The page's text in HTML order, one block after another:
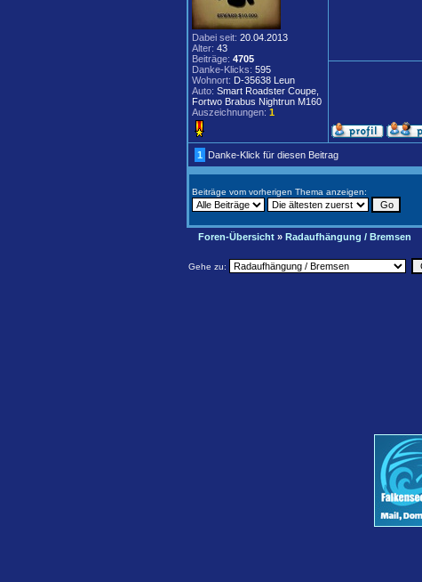
Dabei seit: 20.04.2013
Alter: 43
Beiträge: 4705
Danke-Klicks: 595
Wohnort: D-35638 Leun
Auto: Smart Roadster Coupe,
Fortwo Brabus Nightrun M160
Auszeichnungen: 1
1 Danke-Klick für diesen Beitrag
Beiträge vom vorherigen Thema anzeigen:
Foren-Übersicht » Radaufhängung / Bremsen
Gehe zu: